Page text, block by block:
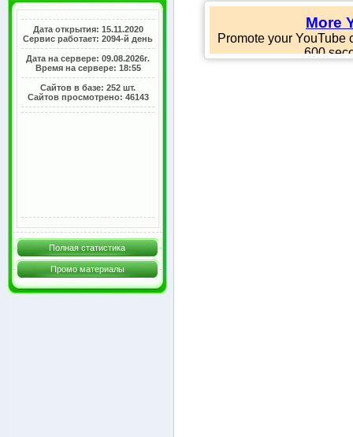
Дата открытия: 15.11.2020
Сервис работает: 2094-й день
Дата на сервере: 09.08.2026г.
Время на сервере: 18:55
Сайтов в базе: 252 шт.
Сайтов просмотрено: 46143
Полная статистика
Промо материалы